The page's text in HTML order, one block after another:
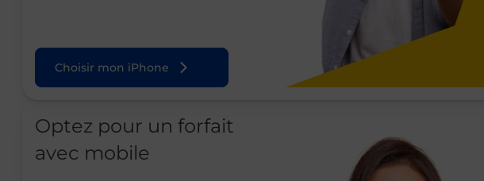
Choisir mon iPhone
Optez pour un forfait
avec mobile